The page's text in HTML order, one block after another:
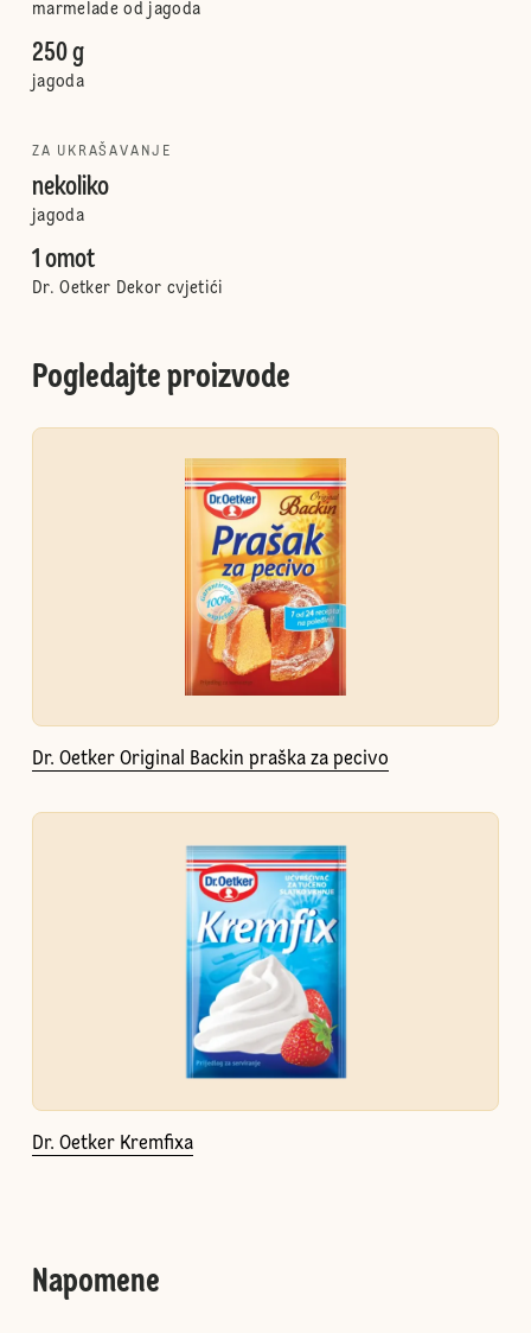
marmelade od jagoda
250 g
jagoda
ZA UKRAŠAVANJE
nekoliko
jagoda
1 omot
Dr. Oetker Dekor cvjetići
Pogledajte proizvode
Dr. Oetker Original Backin praška za pecivo
Dr. Oetker Kremfixa
Napomene